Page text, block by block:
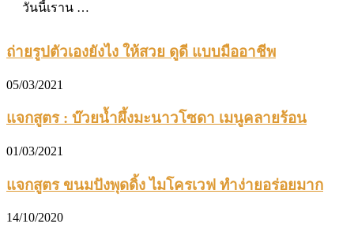
วันนี้เราน …
ถ่ายรูปตัวเองยังไง ให้สวย ดูดี แบบมืออาชีพ
05/03/2021
แจกสูตร : บ๊วยน้ำผึ้งมะนาวโซดา เมนูคลายร้อน
01/03/2021
แจกสูตร ขนมปังพุดดิ้ง ไมโครเวฟ ทำง่ายอร่อยมาก
14/10/2020